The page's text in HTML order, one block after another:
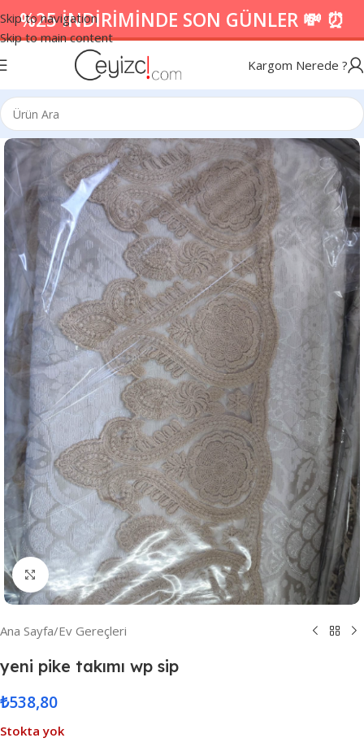
Skip to navigation
Skip to main content
%25 İNDİRİMİNDE SON GÜNLER 💸 ⏰
Kargom Nerede ?
Resmi Büyüt
Ana Sayfa/Ev Gereçleri
yeni pike takımı wp sip
₺538,80
Stokta yok